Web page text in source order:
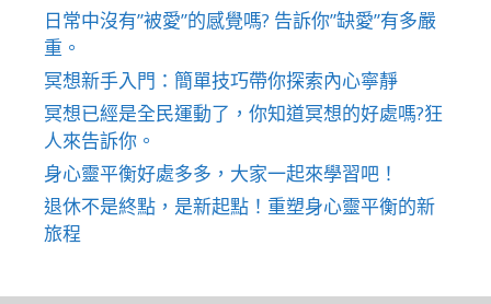
日常中沒有”被愛”的感覺嗎? 告訴你”缺愛”有多嚴
重。
冥想新手入門：簡單技巧帶你探索內心寧靜
冥想已經是全民運動了，你知道冥想的好處嗎?狂
人來告訴你。
身心靈平衡好處多多，大家一起來學習吧！
退休不是終點，是新起點！重塑身心靈平衡的新
旅程